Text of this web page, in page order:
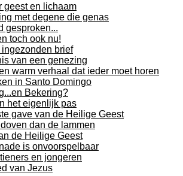
geest en lichaam
met degene die genas
gesproken...
toch ook nu!
ingezonden brief
van een genezing
warm verhaal dat ieder moet horen
in Santo Domingo
Bekering?
het eigenlijk pas
gave van de Heilige Geest
dan de lammen
de Heilige Geest
is onvoorspelbaar
en jongeren
van Jezus